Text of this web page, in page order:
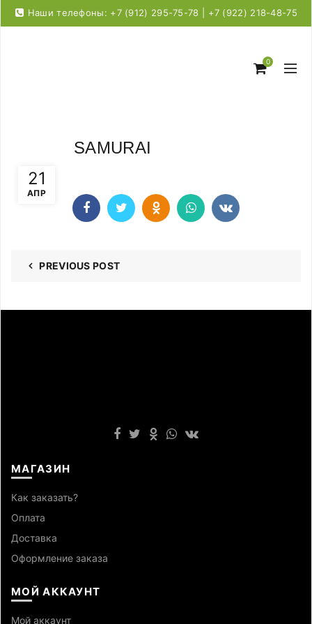
Наши телефоны: +7 (912) 295-75-78 | +7 (922) 218-48-75
0
21
АПР
SAMURAI
PREVIOUS POST
МАГАЗИН
Как заказать?
Оплата
Доставка
Оформление заказа
МОЙ АККАУНТ
Мой аккаунт